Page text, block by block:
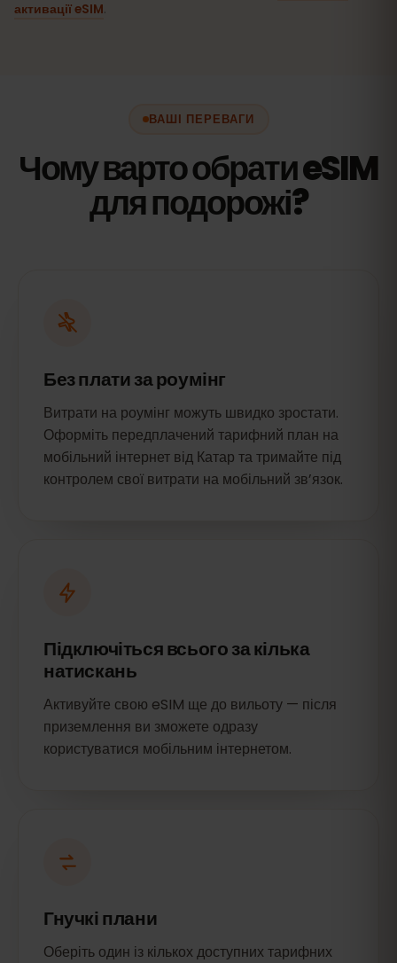
активації eSIM.
ВАШІ ПЕРЕВАГИ
Чому варто обрати eSIM
для подорожі?
Без плати за роумінг
Витрати на роумінг можуть швидко зростати.
Оформіть передплачений тарифний план на
мобільний інтернет від Катар та тримайте під
контролем свої витрати на мобільний зв’язок.
Підключіться всього за кілька
натискань
Активуйте свою eSIM ще до вильоту — після
приземлення ви зможете одразу
користуватися мобільним інтернетом.
Гнучкі плани
Оберіть один із кількох доступних тарифних